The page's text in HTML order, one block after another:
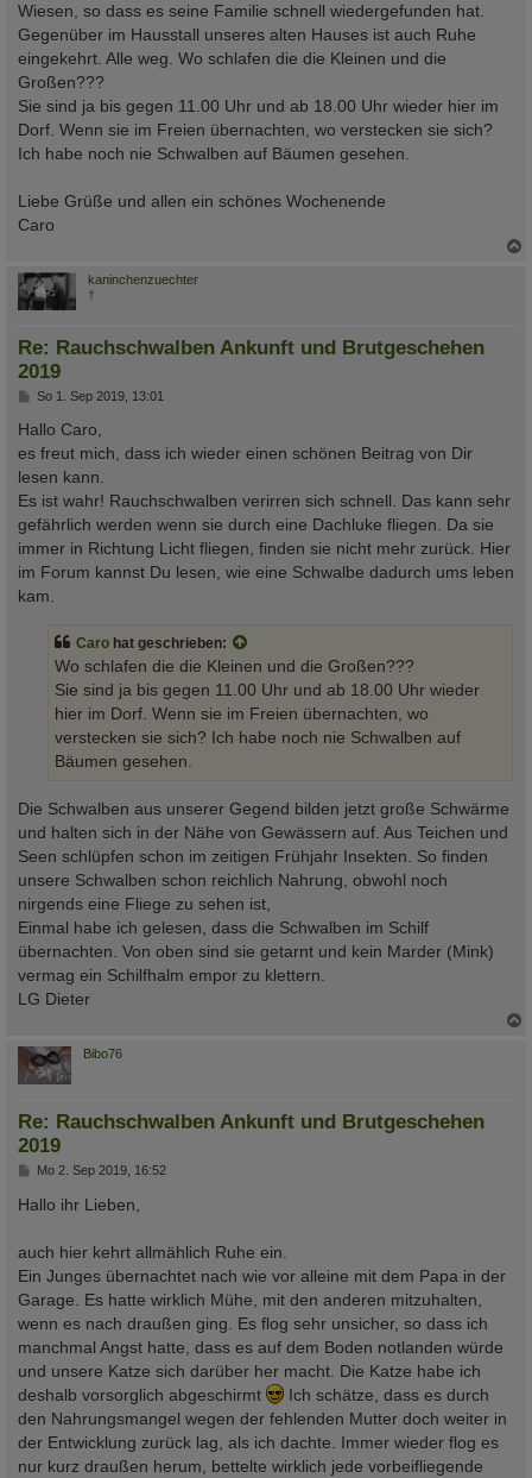
Wiesen, so dass es seine Familie schnell wiedergefunden hat.
Gegenüber im Hausstall unseres alten Hauses ist auch Ruhe
eingekehrt. Alle weg. Wo schlafen die die Kleinen und die
Großen???
Sie sind ja bis gegen 11.00 Uhr und ab 18.00 Uhr wieder hier im
Dorf. Wenn sie im Freien übernachten, wo verstecken sie sich?
Ich habe noch nie Schwalben auf Bäumen gesehen.
Liebe Grüße und allen ein schönes Wochenende
Caro
kaninchenzuechter
†
Re: Rauchschwalben Ankunft und Brutgeschehen
2019
B
i
r
a
g
So 1. Sep 2019, 13:01
Hallo Caro,
es freut mich, dass ich wieder einen schönen Beitrag von Dir
lesen kann.
Es ist wahr! Rauchschwalben verirren sich schnell. Das kann sehr
gefährlich werden wenn sie durch eine Dachluke fliegen. Da sie
immer in Richtung Licht fliegen, finden sie nicht mehr zurück. Hier
im Forum kannst Du lesen, wie eine Schwalbe dadurch ums leben
kam.
Caro hat geschrieben:
Wo schlafen die die Kleinen und die Großen???
Sie sind ja bis gegen 11.00 Uhr und ab 18.00 Uhr wieder
hier im Dorf. Wenn sie im Freien übernachten, wo
verstecken sie sich? Ich habe noch nie Schwalben auf
Bäumen gesehen.
Die Schwalben aus unserer Gegend bilden jetzt große Schwärme
und halten sich in der Nähe von Gewässern auf. Aus Teichen und
Seen schlüpfen schon im zeitigen Frühjahr Insekten. So finden
unsere Schwalben schon reichlich Nahrung, obwohl noch
nirgends eine Fliege zu sehen ist,
Einmal habe ich gelesen, dass die Schwalben im Schilf
übernachten. Von oben sind sie getarnt und kein Marder (Mink)
vermag ein Schilfhalm empor zu klettern.
LG Dieter
Bibo76
Re: Rauchschwalben Ankunft und Brutgeschehen
2019
B
i
g
Mo 2. Sep 2019, 16:52
Hallo ihr Lieben,
auch hier kehrt allmählich Ruhe ein.
Ein Junges übernachtet nach wie vor alleine mit dem Papa in der
Garage. Es hatte wirklich Mühe, mit den anderen mitzuhalten,
wenn es nach draußen ging. Es flog sehr unsicher, so dass ich
manchmal Angst hatte, dass es auf dem Boden notlanden würde
und unsere Katze sich darüber her macht. Die Katze habe ich
deshalb vorsorglich abgeschirmt
Ich schätze, dass es durch
den Nahrungsmangel wegen der fehlenden Mutter doch weiter in
der Entwicklung zurück lag, als ich dachte. Immer wieder flog es
nur kurz draußen herum, bettelte wirklich jede vorbeifliegende